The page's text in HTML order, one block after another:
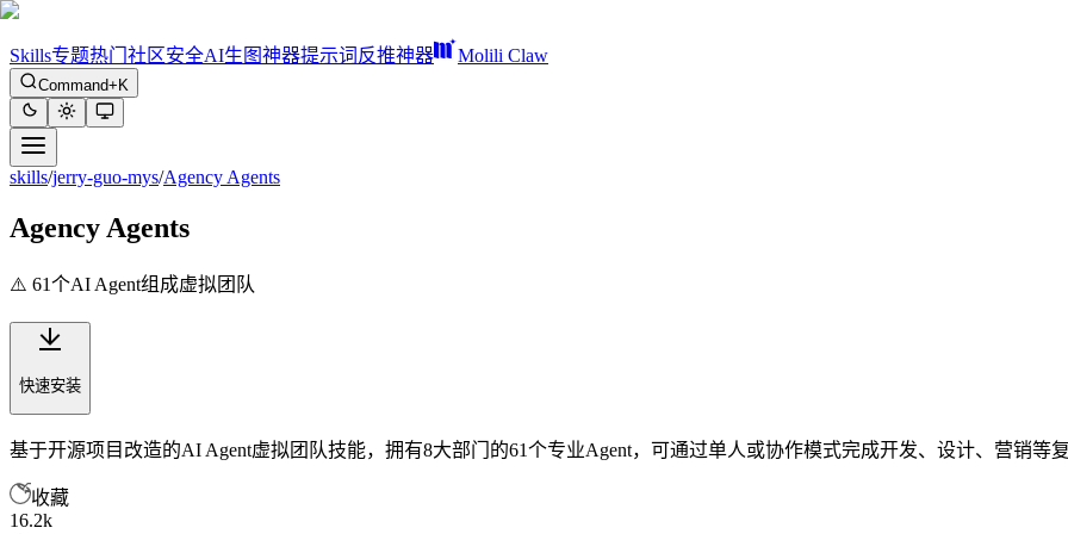
Skills专题热门 社区安全AI生图神器提示词反推神器 Molili Claw
Command+K
skills/jerry-guo-mys/Agency Agents
Agency Agents
⚠️ 61个AI Agent组成虚拟团队
快速安装
基于开源项目改造的AI Agent虚拟团队技能，拥有8大部门的61个专业Agent，可通过单人或协作模式完成开发、设计、营销等复
收藏
16.2k